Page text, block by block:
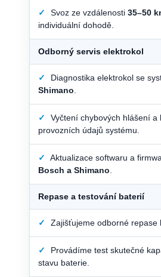
✓ Svoz ze vzdálenosti 35–50
individuální dohodě.
Odborný servis elektrokol
✓ Diagnostika elektrokol se
Shimano
✓
Vyčtení chybových hlášení a
provozních údajů systému.
✓
Aktualizace softwaru a
Bosch a Shimano
Repase a testování baterií
✓ Zajišťujeme odborné repase
✓
Provádíme test skutečné
stavu baterie.